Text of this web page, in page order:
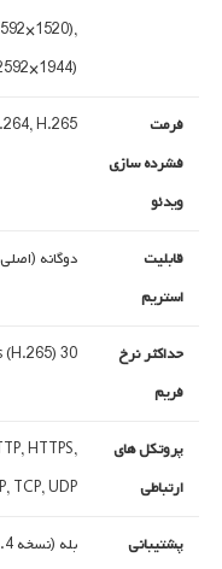
فرمت
فشرده سازی
ویدئو
H.265
قابلیت
استریم
دوگانه
حداکثر نرخ
فریم
30 fps (MJPEG), 25 fps (H.264), 30 fps (H.265)
پروتکل های
ارتباطی
HTTPS,
TCP, UDP
پشتیبانی
بله (نسخه 2.4)